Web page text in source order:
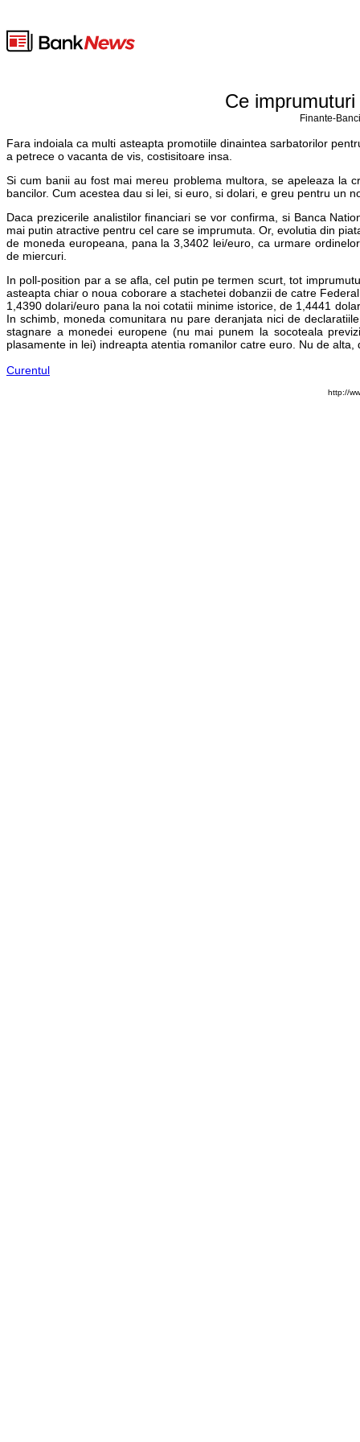
Ce
Finante-
Fara indoiala ca multi asteapta promotiile dinaintea sarbatorilor
a petrece o vacanta de vis, costisitoare insa.
Si cum banii au fost mai mereu problema multora, se apeleaza la
bancilor. Cum acestea dau si lei, si euro, si dolari, e greu pentru un
Daca prezicerile analistilor financiari se vor confirma, si Banca
mai putin atractive pentru cel care se imprumuta. Or, evolutia din
de moneda europeana, pana la 3,3402 lei/euro, ca urmare
de miercuri.
In poll-position par a se afla, cel putin pe termen scurt, tot
asteapta chiar o noua coborare a stachetei dobanzii de catre
1,4390 dolari/euro pana la noi cotatii minime istorice, de 1,4441
In schimb, moneda comunitara nu pare deranjata nici de
stagnare a monedei europene (nu mai punem la socoteala
plasamente in lei) indreapta atentia romanilor catre euro. Nu de
Curentul
http://